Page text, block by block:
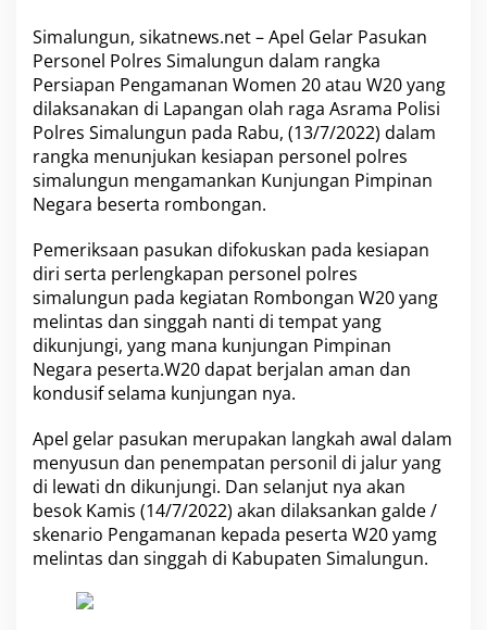
u
n
g
u
G
e
l
a
p
e
l
P
a
s
u
k
n
D
a
l
a
m
R
Simalungun, sikatnews.net – Apel Gelar Pasukan
Personel Polres Simalungun dalam rangka
Persiapan Pengamanan Women 20 atau W20 yang
dilaksanakan di Lapangan olah raga Asrama Polisi
Polres Simalungun pada Rabu, (13/7/2022) dalam
rangka menunjukan kesiapan personel polres
simalungun mengamankan Kunjungan Pimpinan
Negara beserta rombongan.
Pemeriksaan pasukan difokuskan pada kesiapan
diri serta perlengkapan personel polres
simalungun pada kegiatan Rombongan W20 yang
melintas dan singgah nanti di tempat yang
dikunjungi, yang mana kunjungan Pimpinan
Negara peserta.W20 dapat berjalan aman dan
kondusif selama kunjungan nya.
Apel gelar pasukan merupakan langkah awal dalam
menyusun dan penempatan personil di jalur yang
di lewati dn dikunjungi. Dan selanjut nya akan
besok Kamis (14/7/2022) akan dilaksankan galde /
skenario Pengamanan kepada peserta W20 yamg
melintas dan singgah di Kabupaten Simalungun.